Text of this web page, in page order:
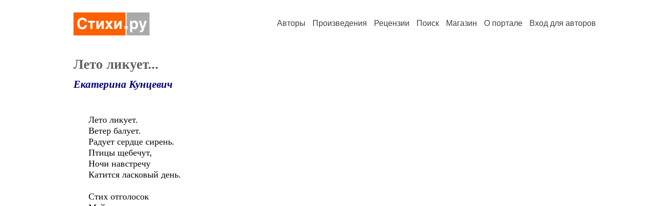
Авторы Произведения Рецензии Поиск Магазин О портале Вход для авторов
Лето ликует...
Екатерина Кунцевич
Лето ликует.
Ветер балует.
Радует сердце сирень.
Птицы щебечут,
Ночи навстречу
Катится ласковый день.
Стих отголосок